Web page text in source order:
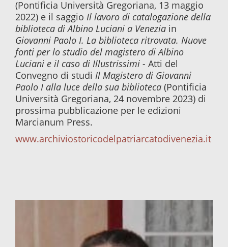
(Pontificia Università Gregoriana, 13 maggio
2022) e il saggio Il lavoro di catalogazione della
biblioteca di Albino Luciani a Venezia in
Giovanni Paolo I. La biblioteca ritrovata. Nuove
fonti per lo studio del magistero di Albino
Luciani e il caso di Illustrissimi - Atti del
Convegno di studi Il Magistero di Giovanni
Paolo I alla luce della sua biblioteca (Pontificia
Università Gregoriana, 24 novembre 2023) di
prossima pubblicazione per le edizioni
Marcianum Press.
www.archiviostoricodelpatriarcatodivenezia.it